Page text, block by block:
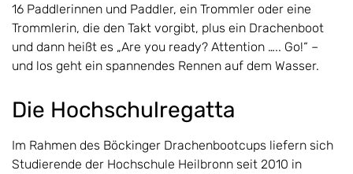
16 Paddlerinnen und Paddler, ein Trommler oder eine
Trommlerin, die den Takt vorgibt, plus ein Drachenboot
und dann heißt es „Are you ready? Attention ….. Go!“ –
und los geht ein spannendes Rennen auf dem Wasser.
Die Hochschulregatta
Im Rahmen des Böckinger Drachenbootcups liefern sich
Studierende der Hochschule Heilbronn seit 2010 in